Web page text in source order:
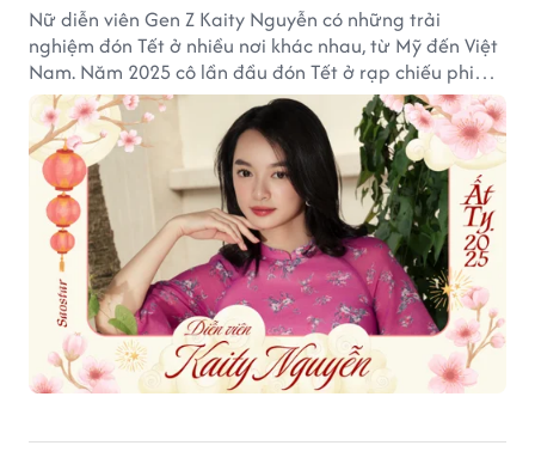
Nữ diễn viên Gen Z Kaity Nguyễn có những trải
nghiệm đón Tết ở nhiều nơi khác nhau, từ Mỹ đến Việt
Nam. Năm 2025 cô lần đầu đón Tết ở rạp chiếu phim
cùng khán giả.